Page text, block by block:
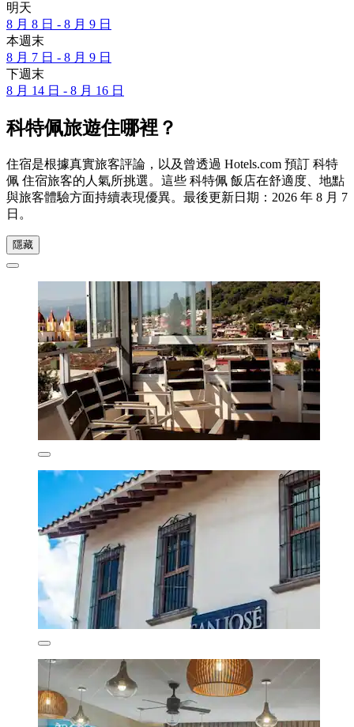
明天
8 月 8 日 - 8 月 9 日
本週末
8 月 7 日 - 8 月 9 日
下週末
8 月 14 日 - 8 月 16 日
科特佩旅遊住哪裡？
住宿是根據真實旅客評論，以及曾透過 Hotels.com 預訂 科特
佩 住宿旅客的人氣所挑選。這些 科特佩 飯店在舒適度、地點
與旅客體驗方面持續表現優異。最後更新日期： 2026 年 8 月 7
日 。
隱藏